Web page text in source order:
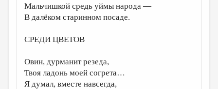
Мальчишкой средь уймы народа —
В далёком старинном посаде.
СРЕДИ ЦВЕТОВ
Овин, дурманит резеда,
Твоя ладонь моей согрета…
Я думал, вместе навсегда,